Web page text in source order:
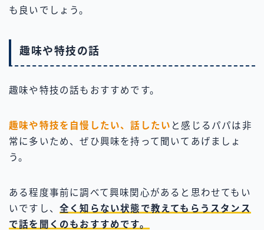
も良いでしょう。
趣味や特技の話
趣味や特技の話もおすすめです。
趣味や特技を自慢したい、話したい と感じるパパは非
常に多いため、ぜひ興味を持って聞いてあげましょ
う。
ある程度事前に調べて興味関心があると思わせてもい
いですし、 全く知らない状態で教えてもらうスタンス
で話を聞くのもおすすめです。